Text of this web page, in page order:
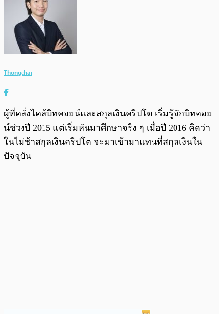
Thongchai
ผู้ที่คลั่งไคล้บิทคอยน์และสกุลเงินคริปโต เริ่มรู้จักบิทคอย
น์ช่วงปี 2015 แต่เริ่มหันมาศึกษาจริง ๆ เมื่อปี 2016 คิดว่า
ในไม่ช้าสกุลเงินคริปโต จะมาเข้ามาแทนที่สกุลเงินใน
ปัจจุบัน